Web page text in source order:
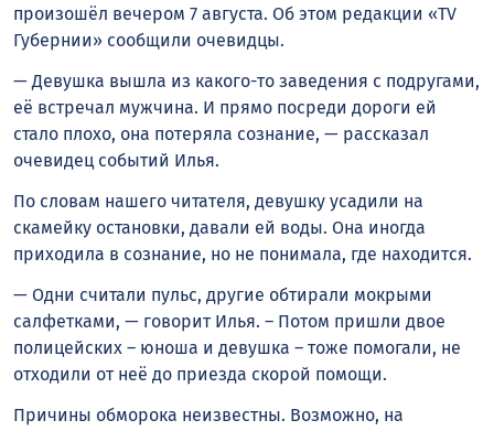
произошёл вечером 7 августа. Об этом редакции «TV
Губернии» сообщили очевидцы.
— Девушка вышла из какого-то заведения с подругами,
её встречал мужчина. И прямо посреди дороги ей
стало плохо, она потеряла сознание, — рассказал
очевидец событий Илья.
По словам нашего читателя, девушку усадили на
скамейку остановки, давали ей воды. Она иногда
приходила в сознание, но не понимала, где находится.
— Одни считали пульс, другие обтирали мокрыми
салфетками, — говорит Илья. – Потом пришли двое
полицейских – юноша и девушка – тоже помогали, не
отходили от неё до приезда скорой помощи.
Причины обморока неизвестны. Возможно, на